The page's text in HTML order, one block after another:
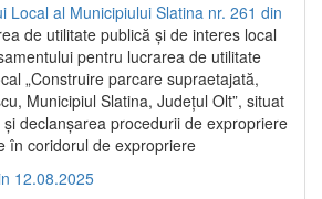
Local al Municipiului Slatina nr. 261 din
de utilitate publică și de interes local
pentru lucrarea de utilitate
„Construire parcare supraetajată,
Municipiul Slatina, Județul Olt”, situat
declanșarea procedurii de expropriere
în coridorul de expropriere
12.08.2025